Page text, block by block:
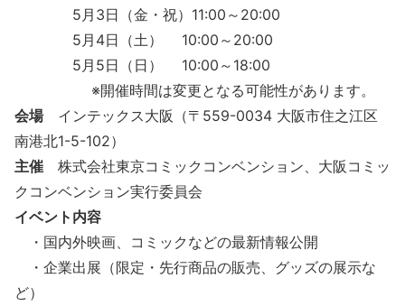
5月3日（金・祝）11:00～20:00
5月4日（土） 10:00～20:00
5月5日（日） 10:00～18:00
※開催時間は変更となる可能性があります。
会場インテックス大阪（〒559-0034 大阪市住之江区
南港北1-5-102）
主催 株式会社東京コミックコンベンション、大阪コミッ
クコンベンション実行委員会
イベント内容
・国内外映画、コミックなどの最新情報公開
・企業出展（限定・先行商品の販売、グッズの展示な
ど）